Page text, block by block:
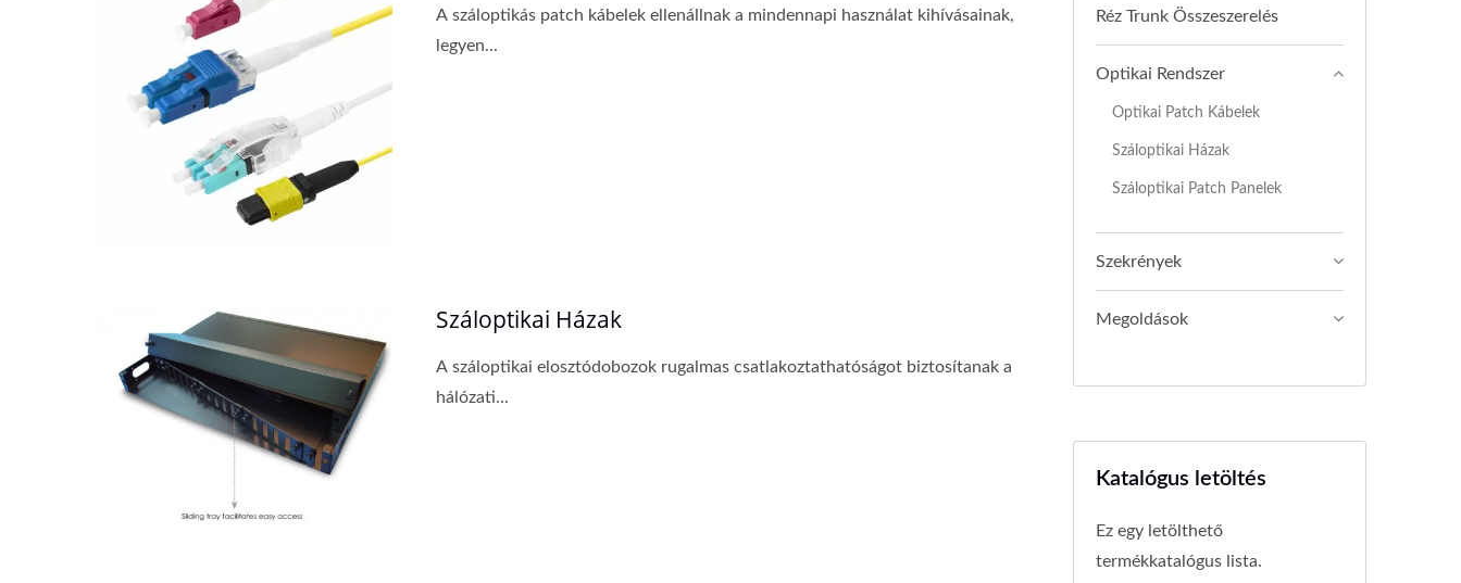
A száloptikás patch kábelek ellenállnak a mindennapi használat kihívásainak,
legyen...
Száloptikai Házak
A száloptikai elosztódobozok rugalmas csatlakoztathatóságot biztosítanak a
hálózati...
Réz Trunk Összeszerelés
Optikai Rendszer
Optikai Patch Kábelek
Száloptikai Házak
Száloptikai Patch Panelek
Szekrények
Megoldások
Katalógus letöltés
Ez egy letölthető
termékkatalógus lista.